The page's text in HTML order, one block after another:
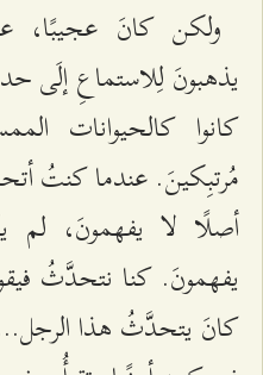
ولكن كانَ عجيبًا،
یذهبونَ لِلاستماعِ إلَى
كانوا كالحیوانات
مُرتبِكینَ. عندما كنتُ
أصلًا لا یفهمونَ، لم
یفهمونَ. كنا نتحدَّثُ
كانَ یتحدَّثُ هذا